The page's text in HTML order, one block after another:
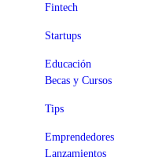
Fintech
Startups
Educación
Becas y Cursos
Tips
Emprendedores
Lanzamientos